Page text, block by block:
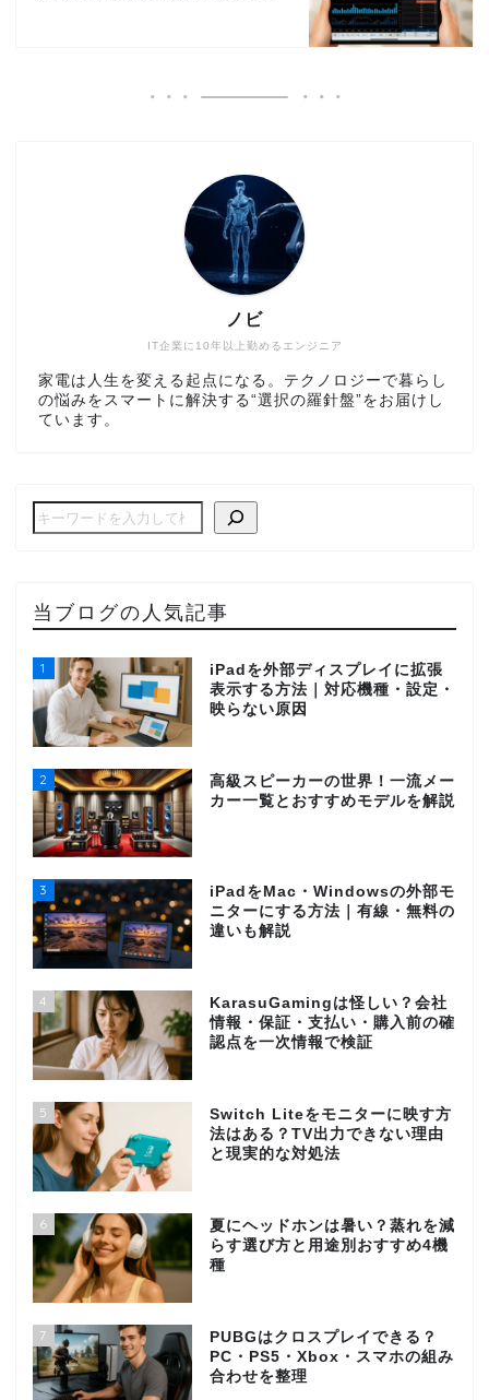
IT企業に10年以上勤めるエンジニア
ノビ
家電は人生を変える起点になる。テクノロジーで暮らし
の悩みをスマートに解決する“選択の羅針盤”をお届けし
ています。
当ブログの人気記事
1
iPadを外部ディスプレイに拡張
表示する方法｜対応機種・設定・
映らない原因
2
高級スピーカーの世界！一流メー
カー一覧とおすすめモデルを解説
3
iPadをMac・Windowsの外部モ
ニターにする方法｜有線・無料の
違いも解説
4
KarasuGamingは怪しい？会社
情報・保証・支払い・購入前の確
認点を一次情報で検証
5
Switch Liteをモニターに映す方
法はある？TV出力できない理由
と現実的な対処法
6
夏にヘッドホンは暑い？蒸れを減
らす選び方と用途別おすすめ4機
種
7
PUBGはクロスプレイできる？
PC・PS5・Xbox・スマホの組み
合わせを整理